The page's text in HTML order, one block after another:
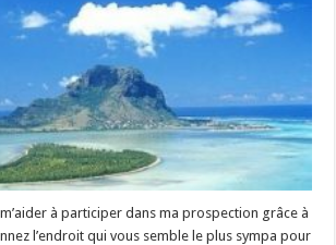
à participer dans ma prospection grâce à
l’endroit qui vous semble le plus sympa pour